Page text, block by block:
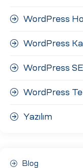
WordPress
WordPress
WordPress
WordPress
Yazılım
Blog